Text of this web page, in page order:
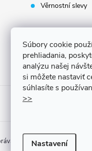
Súbory cookie
prehliadania,
analýzu našej
si môžete nastaviť
súhlasíte s
>>
Nastavení
Věrnostní slevy
vyhrazena.Upravit